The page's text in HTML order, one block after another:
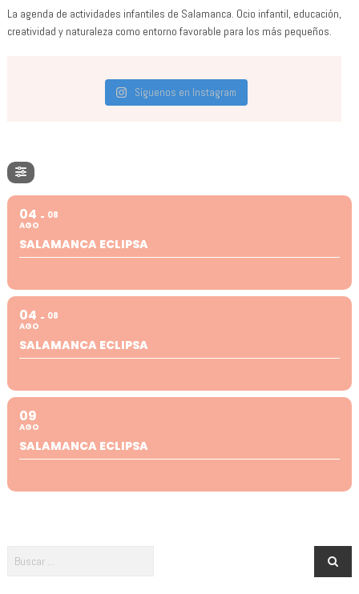
La agenda de actividades infantiles de Salamanca. Ocio infantil, educación,
creatividad y naturaleza como entorno favorable para los más pequeños.
Síguenos en Instagram
04
AGO
08
SALAMANCA ECLIPSA
04
AGO
08
SALAMANCA ECLIPSA
09
AGO
SALAMANCA ECLIPSA